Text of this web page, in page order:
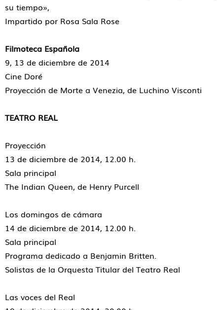
su tiempo»,
Impartido por Rosa Sala Rose
Filmoteca Española
9, 13 de diciembre de 2014
Cine Doré
Proyección de Morte a Venezia, de Luchino Visconti
TEATRO REAL
Proyección
13 de diciembre de 2014, 12.00 h.
Sala principal
The Indian Queen, de Henry Purcell
Los domingos de cámara
14 de diciembre de 2014, 12.00 h.
Sala principal
Programa dedicado a Benjamin Britten.
Solistas de la Orquesta Titular del Teatro Real
Las voces del Real